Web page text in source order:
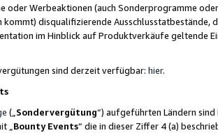
oder Werbeaktionen (auch Sonderprogramme
disqualifizierende Ausschlusstatbestände,
im Hinblick auf Produktverkäufe geltende
sind derzeit verfügbar: hier.
(„ Sondervergütung“) aufgeführten Ländern
„ Bounty Events“ die in dieser Ziffer 4 (a)